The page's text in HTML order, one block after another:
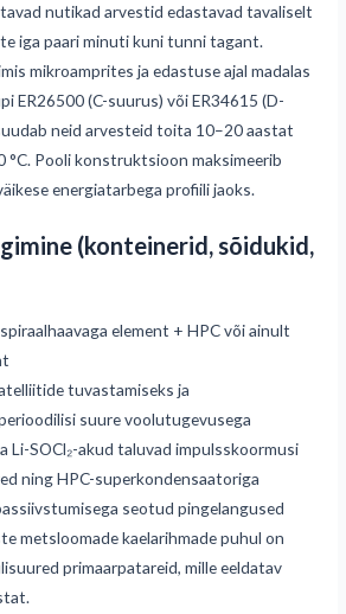
nutikad arvestid edastavad tavaliselt
iga paari minuti kuni tunni tagant.
mikroamprites ja edastuse ajal madalas
ER26500 (C-suurus) või ER34615 (D-
neid arvesteid toita 10–20 aastat
Pooli konstruktsioon maksimeerib
energiatarbega profiili jaoks.
(konteinerid, sõidukid,
element + HPC või ainult
tuvastamiseks ja
suure voolutugevusega
Li-SOCl₂-akud taluvad impulsskoormusi
ning HPC-superkondensaatoriga
seotud pingelangused
metsloomade kaelarihmade puhul on
primaarpatareid, mille eeldatav